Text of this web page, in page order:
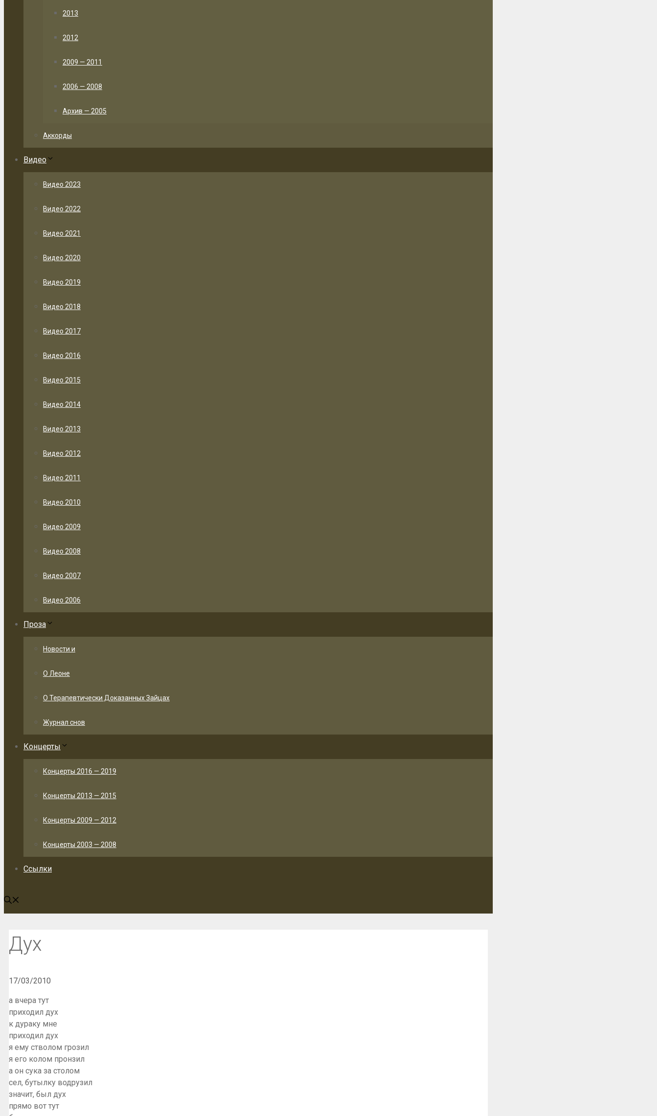
2013
2012
2009 — 2011
2006 — 2008
Архив — 2005
Аккорды
Видео
Видео 2023
Видео 2022
Видео 2021
Видео 2020
Видео 2019
Видео 2018
Видео 2017
Видео 2016
Видео 2015
Видео 2014
Видео 2013
Видео 2012
Видео 2011
Видео 2010
Видео 2009
Видео 2008
Видео 2007
Видео 2006
Проза
Новости и
О Леоне
О Терапевтически Доказанных Зайцах
Журнал снов
Концерты
Концерты 2016 — 2019
Концерты 2013 — 2015
Концерты 2009 — 2012
Концерты 2003 — 2008
Ссылки
Дух
17/03/2010
а вчера тут
приходил дух
к дураку мне
приходил дух
я ему стволом грозил
я его колом пронзил
а он сука за столом
сел, бутылку водрузил
значит, был дух
прямо вот тут